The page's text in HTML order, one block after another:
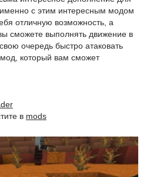
именно с этим интересным модом
отличную возможность, а
сможете выполнять движение в
очередь быстро атаковать
который вам сможет
в mods